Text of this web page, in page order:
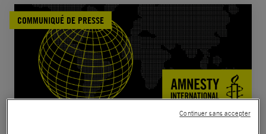
COMMUNIQUÉ DE PRESSE
Continuer sans accepter